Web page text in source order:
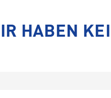
HABEN